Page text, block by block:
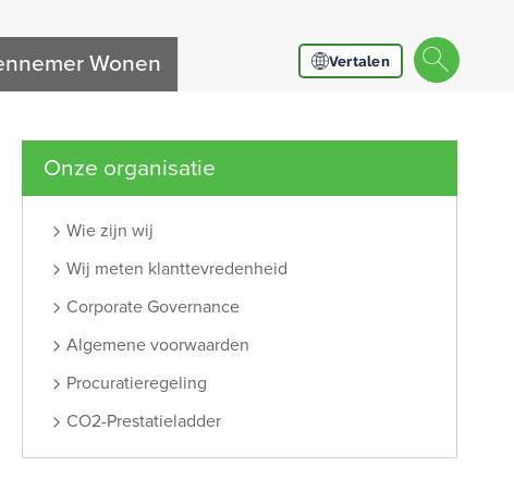
Wonen Vertalen
Onze organisatie
Wie zijn wij
Wij meten klanttevredenheid
Corporate Governance
Algemene voorwaarden
Procuratieregeling
CO2-Prestatieladder